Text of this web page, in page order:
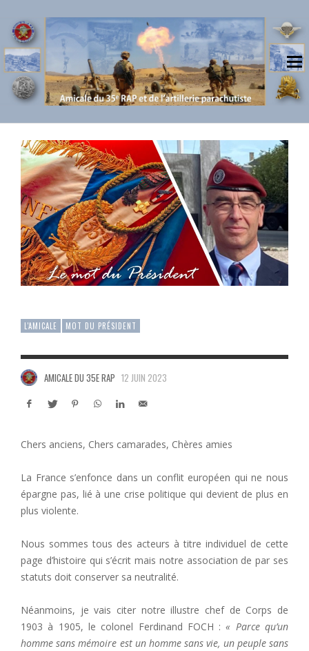
L'AMICALE MOT DU PRÉSIDENT
AMICALE DU 35E RAP 12 JUIN 2023
Chers anciens, Chers camarades, Chères amies
La France s’enfonce dans un conflit européen qui ne nous
épargne pas, lié à une crise politique qui devient de plus en
plus violente.
Nous sommes tous des acteurs à titre individuel de cette
page d’histoire qui s’écrit mais notre association de par ses
statuts doit conserver sa neutralité.
Néanmoins, je vais citer notre illustre chef de Corps de
1903 à 1905, le colonel Ferdinand FOCH :« Parce qu’un
homme sans mémoire est un homme sans vie, un peuple sans